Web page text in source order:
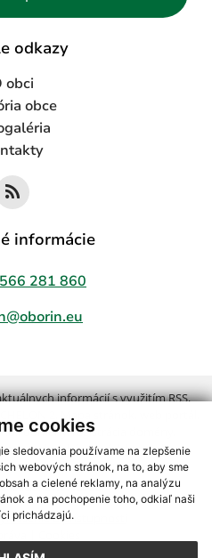
cookies
sledovania používame na zlepšenie
webových stránok, na to, aby sme
a cielené reklamy, na analýzu
a na pochopenie toho, odkiaľ naši
prichádzajú.
odkazy
obci
obce
informácie
281 860
informácií s využitím RSS,
2, Mapa stránok
,domény,registrácia domény
,technický prevádzkovateľ
21.07.2026
o prístupnosti